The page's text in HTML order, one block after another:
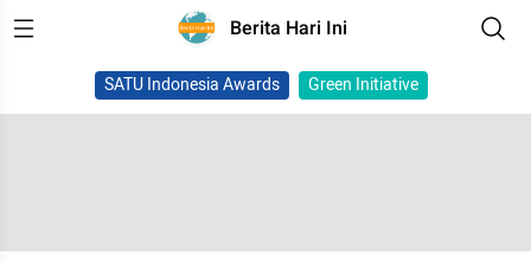
Berita Hari Ini
SATU Indonesia Awards Green Initiative